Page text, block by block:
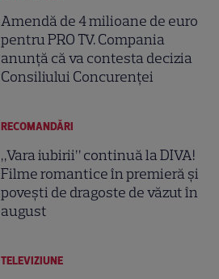
Amendă de 4 milioane de euro
pentru PRO TV. Compania
anunță că va contesta decizia
Consiliului Concurenței
RECOMANDĂRI
„Vara iubirii” continuă la DIVA!
Filme romantice în premieră și
povești de dragoste de văzut în
august
TELEVIZIUNE